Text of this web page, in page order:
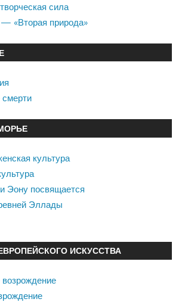
сила
— «Вторая природа»
культура
Эону посвящается
Эллады
ИСКУССТВА